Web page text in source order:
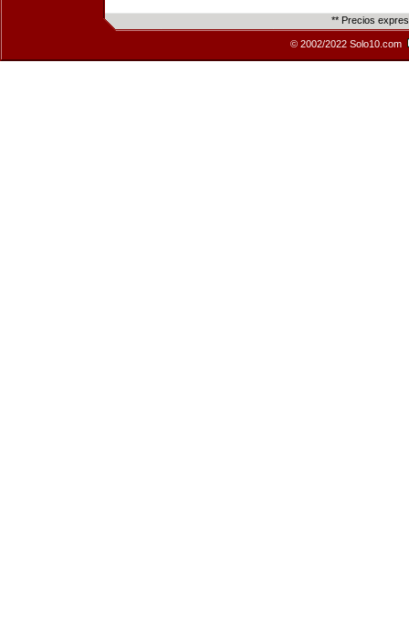
** Precios
© 2002/2022 Solo10.com